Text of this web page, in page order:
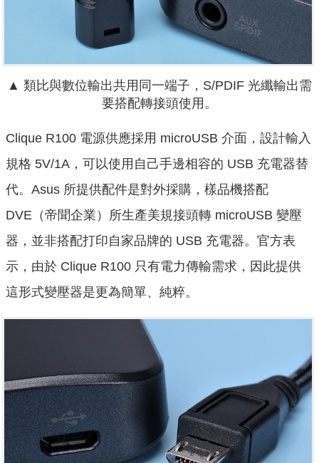
▲ 類比與數位輸出共用同一端子，S/PDIF 光纖輸出需
要搭配轉接頭使用。
Clique R100 電源供應採用 microUSB 介面，設計輸入
規格 5V/1A，可以使用自己手邊相容的 USB 充電器替
代。Asus 所提供配件是對外採購，樣品機搭配
DVE（帝聞企業）所生產美規接頭轉 microUSB 變壓
器，並非搭配打印自家品牌的 USB 充電器。官方表
示，由於 Clique R100 只有電力傳輸需求，因此提供
這形式變壓器是更為簡單、純粹。